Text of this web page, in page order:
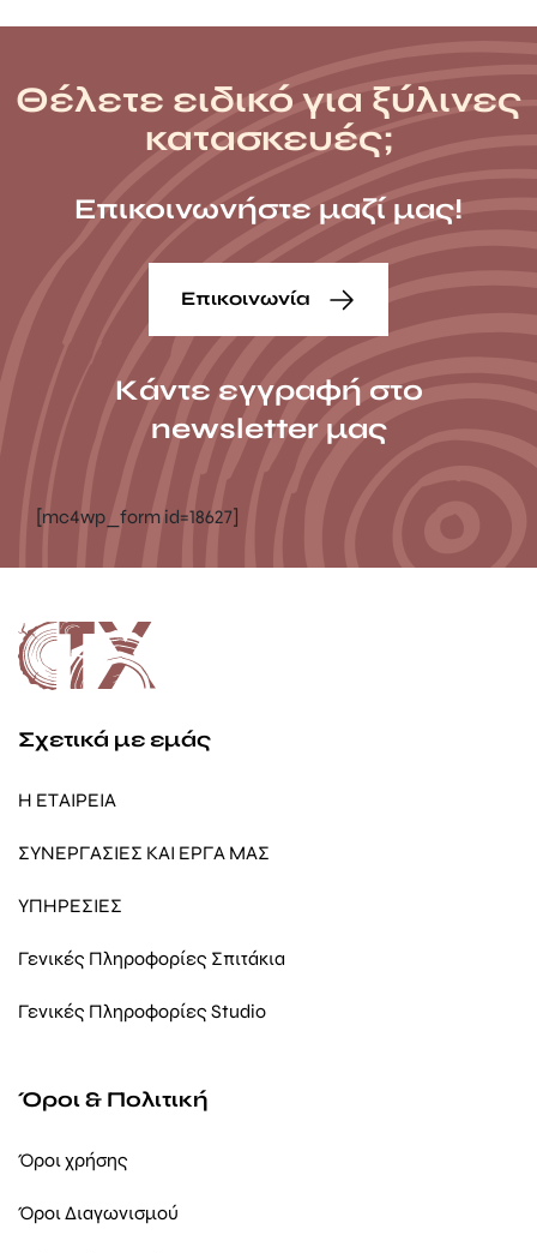
Θέλετε ειδικό για ξύλινες
κατασκευές;
Επικοινωνήστε μαζί μας!
Επικοινωνία
Κάντε εγγραφή στο
newsletter μας
[mc4wp_form id=18627]
Σχετικά με εμάς
Η ΕΤΑΙΡΕΙΑ
ΣΥΝΕΡΓΑΣΙΕΣ ΚΑΙ ΕΡΓΑ ΜΑΣ
ΥΠΗΡΕΣΙΕΣ
Γενικές Πληροφορίες Σπιτάκια
Γενικές Πληροφορίες Studio
Όροι & Πολιτική
Όροι χρήσης
Όροι Διαγωνισμού